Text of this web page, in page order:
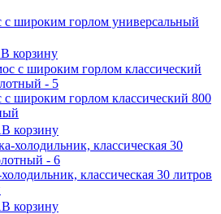
широким горлом универсальный
В корзину
широким горлом классический 800
В корзину
классическая 30 литров
В корзину